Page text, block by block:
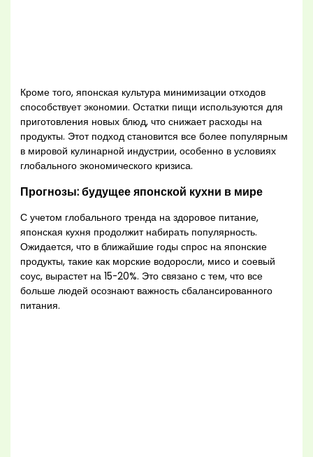
Кроме того, японская культура минимизации отходов
способствует экономии. Остатки пищи используются для
приготовления новых блюд, что снижает расходы на
продукты. Этот подход становится все более популярным
в мировой кулинарной индустрии, особенно в условиях
глобального экономического кризиса.
Прогнозы: будущее японской кухни в мире
С учетом глобального тренда на здоровое питание,
японская кухня продолжит набирать популярность.
Ожидается, что в ближайшие годы спрос на японские
продукты, такие как морские водоросли, мисо и соевый
соус, вырастет на 15-20%. Это связано с тем, что все
больше людей осознают важность сбалансированного
питания.